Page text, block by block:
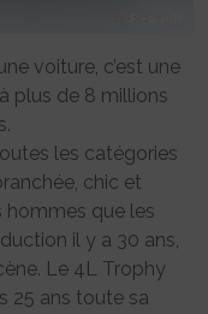
voiture, c’est une
plus de 8 millions
les catégories
chic et
hommes que les
il y a 30 ans,
Le 4L Trophy
25 ans toute sa